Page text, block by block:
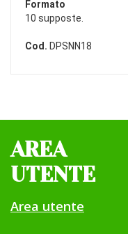
Formato
10 supposte.
Cod. DPSNN18
AREA
UTENTE
Area utente